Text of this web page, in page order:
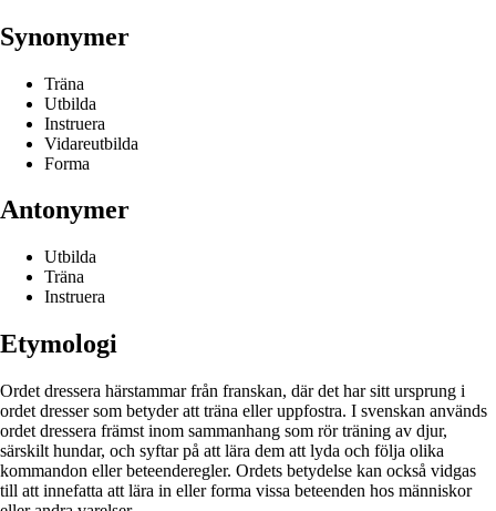
Synonymer
Träna
Utbilda
Instruera
Vidareutbilda
Forma
Antonymer
Utbilda
Träna
Instruera
Etymologi
Ordet dressera härstammar från franskan, där det har sitt ursprung i
ordet dresser som betyder att träna eller uppfostra. I svenskan används
ordet dressera främst inom sammanhang som rör träning av djur,
särskilt hundar, och syftar på att lära dem att lyda och följa olika
kommandon eller beteenderegler. Ordets betydelse kan också vidgas
till att innefatta att lära in eller forma vissa beteenden hos människor